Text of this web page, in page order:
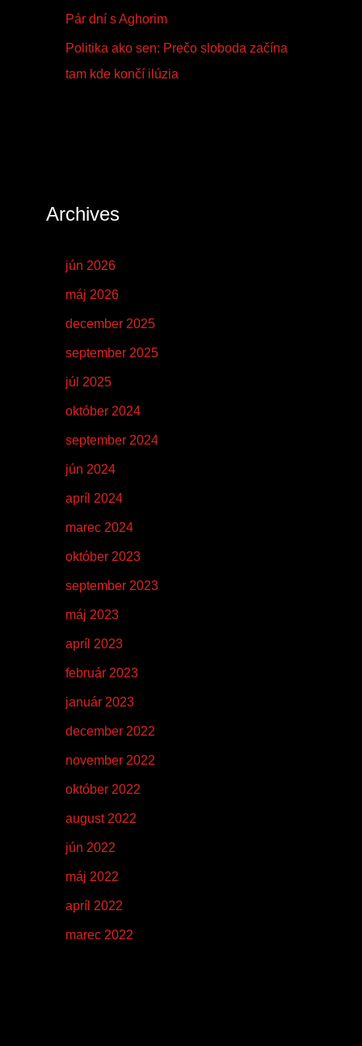
Pár dní s Aghorim
Politika ako sen: Prečo sloboda začína
tam kde končí ilúzia
Archives
jún 2026
máj 2026
december 2025
september 2025
júl 2025
október 2024
september 2024
jún 2024
apríl 2024
marec 2024
október 2023
september 2023
máj 2023
apríl 2023
február 2023
január 2023
december 2022
november 2022
október 2022
august 2022
jún 2022
máj 2022
apríl 2022
marec 2022